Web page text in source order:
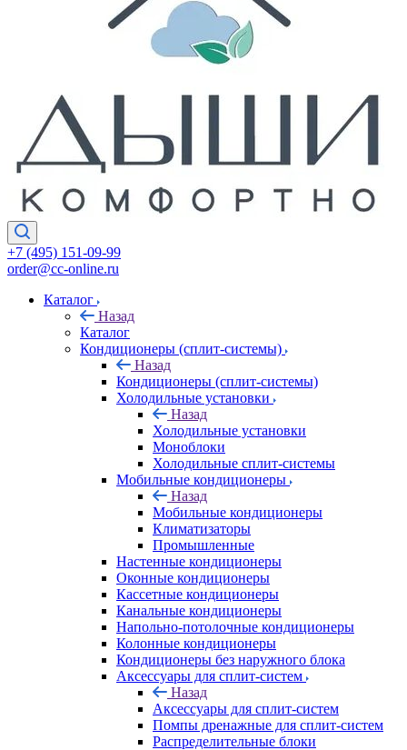
+7 (495) 151-09-99
order@cc-online.ru
Каталог
Назад
Каталог
Кондиционеры (сплит-системы)
Назад
Кондиционеры (сплит-системы)
Холодильные установки
Назад
Холодильные установки
Моноблоки
Холодильные сплит-системы
Мобильные кондиционеры
Назад
Мобильные кондиционеры
Климатизаторы
Промышленные
Настенные кондиционеры
Оконные кондиционеры
Кассетные кондиционеры
Канальные кондиционеры
Напольно-потолочные кондиционеры
Колонные кондиционеры
Кондиционеры без наружного блока
Аксессуары для сплит-систем
Назад
Аксессуары для сплит-систем
Помпы дренажные для сплит-систем
Распределительные блоки